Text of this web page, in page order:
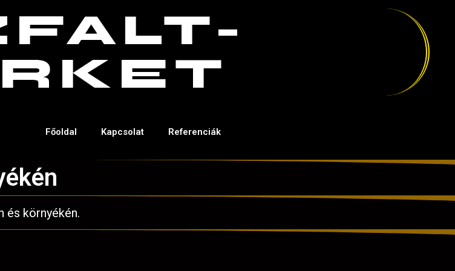
Főoldal Kapcsolat Referenciák
és környékén.